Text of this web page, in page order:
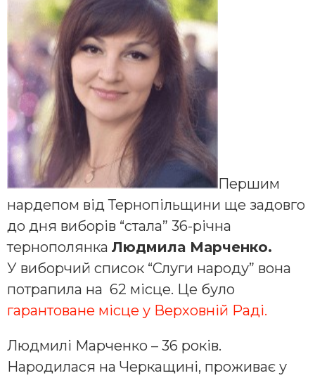
Першим
нардепом від Тернопільщини ще задовго
до дня виборів “стала” 36-річна
тернополянка Людмила Марченко.
У виборчий список “Слуги народу” вона
потрапила на 62 місце. Це було
гарантоване місце у Верховній Раді.
Людмилі Марченко – 36 років.
Народилася на Черкащині, проживає у